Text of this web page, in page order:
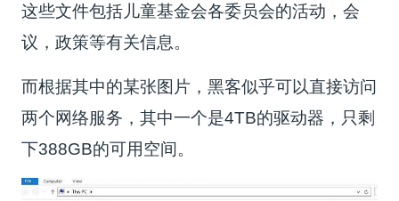
这些文件包括儿童基金会各委员会的活动，会
议，政策等有关信息。
而根据其中的某张图片，黑客似乎可以直接访问
两个网络服务，其中一个是4TB的驱动器，只剩
下388GB的可用空间。